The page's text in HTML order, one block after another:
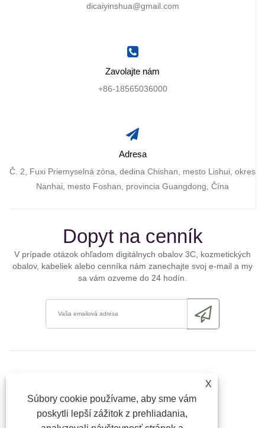
X
Súbory cookie používame, aby sme vám
poskytli lepší zážitok z prehliadania,
dicaiyinshua@gmail.com
Zavolajte nám
+86-18565036000
Adresa
Č. 2, Fuxi Priemyselná zóna, dedina Chishan, mesto Lishui, okres
Nanhai, mesto Foshan, provincia Guangdong, Čína
Dopyt na cenník
V prípade otázok ohľadom digitálnych obalov 3C, kozmetických
obalov, kabeliek alebo cenníka nám zanechajte svoj e-mail a my
sa vám ozveme do 24 hodín.